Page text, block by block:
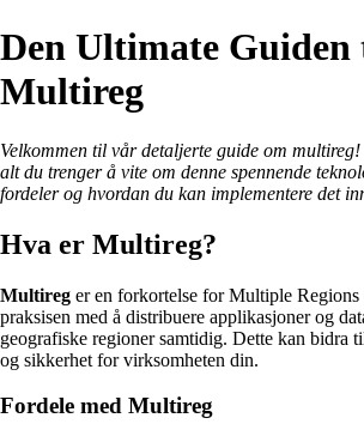
Den Ultimate
Multireg
Velkommen til vår detaljerte guide om
alt du trenger å vite om denne spennende
fordeler og hvordan du kan implementere det
Hva er Multireg?
Multireg er en forkortelse for Multiple Regions
praksisen med å distribuere applikasjoner og
geografiske regioner samtidig. Dette kan bidra
og sikkerhet for virksomheten din.
Fordele med Multireg